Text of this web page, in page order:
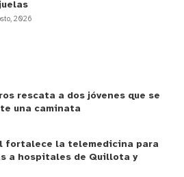
2026
rescata a dos jóvenes que se
una caminata
fortalece la telemedicina para
a hospitales de Quillota y